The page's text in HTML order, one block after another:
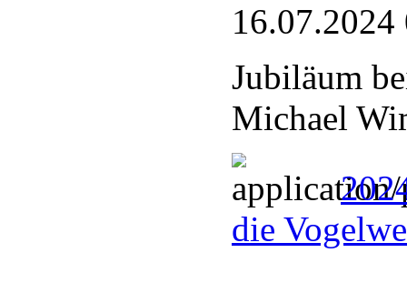
16.07.2024
Jubiläum
Michael
die